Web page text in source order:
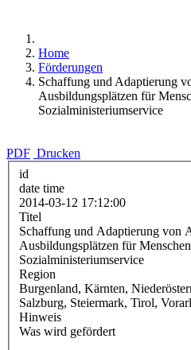
Home
Förderungen
Schaffung und Adaptierung
Ausbildungsplätzen für
Sozialministeriumservice
PDF Drucken
id
date time
2014-03-12 17:12:00
Titel
Schaffung und Adaptierung von
Ausbildungsplätzen für
Sozialministeriumservice
Region
Burgenland, Kärnten,
Salzburg, Steiermark, Tirol,
Hinweis
Was wird gefördert